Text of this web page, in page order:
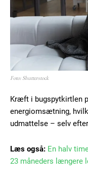
Free limited
Gratis
Etiam est nibh,
Ut mollis
Nullam eu erat
Foto: Shutterstock
Kræft i bugspytkirtlen
energiomsætning,
udmattelse – selv
Læs også: En halv
23 måneders længere